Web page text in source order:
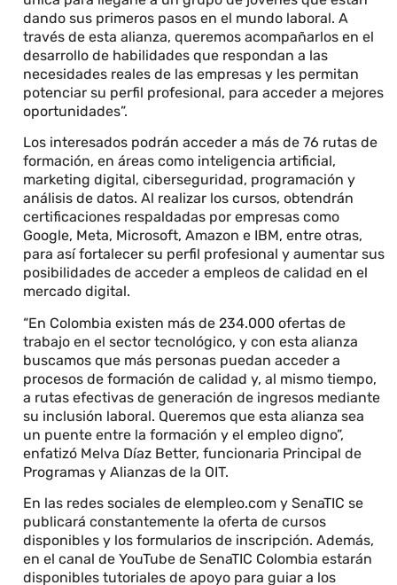
dando sus primeros pasos en el mundo laboral. A
través de esta alianza, queremos acompañarlos en el
desarrollo de habilidades que respondan a las
necesidades reales de las empresas y les permitan
potenciar su perfil profesional, para acceder a mejores
oportunidades”.
Los interesados podrán acceder a más de 76 rutas de
formación, en áreas como inteligencia artificial,
marketing digital, ciberseguridad, programación y
análisis de datos. Al realizar los cursos, obtendrán
certificaciones respaldadas por empresas como
Google, Meta, Microsoft, Amazon e IBM, entre otras,
para así fortalecer su perfil profesional y aumentar sus
posibilidades de acceder a empleos de calidad en el
mercado digital.
“En Colombia existen más de 234.000 ofertas de
trabajo en el sector tecnológico, y con esta alianza
buscamos que más personas puedan acceder a
procesos de formación de calidad y, al mismo tiempo,
a rutas efectivas de generación de ingresos mediante
su inclusión laboral. Queremos que esta alianza sea
un puente entre la formación y el empleo digno”,
enfatizó Melva Díaz Better, funcionaria Principal de
Programas y Alianzas de la OIT.
En las redes sociales de elempleo.com y SenaTIC se
publicará constantemente la oferta de cursos
disponibles y los formularios de inscripción. Además,
en el canal de YouTube de SenaTIC Colombia estarán
disponibles tutoriales de apoyo para guiar a los